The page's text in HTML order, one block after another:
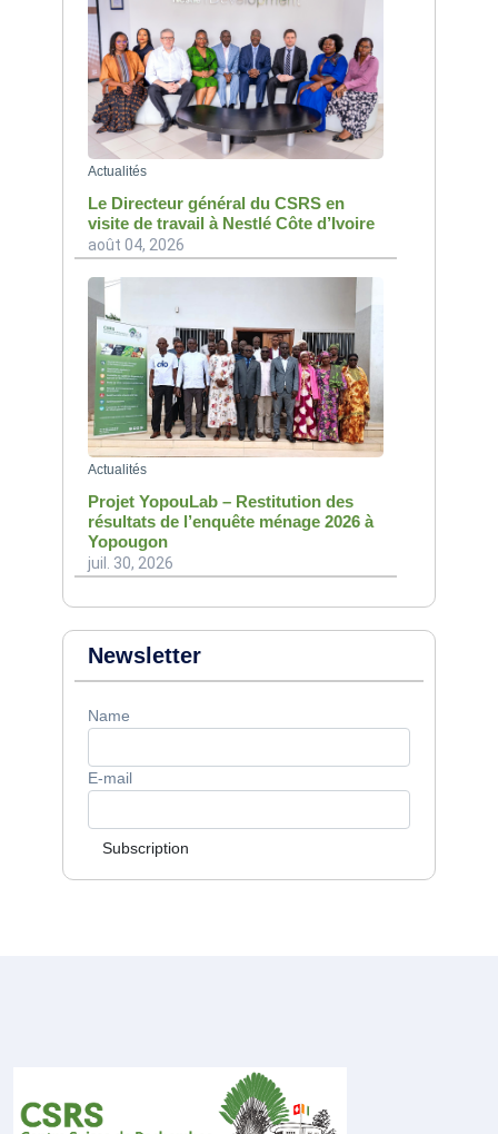
Actualités
Le Directeur général du CSRS en
visite de travail à Nestlé Côte d’Ivoire
août 04, 2026
Actualités
Projet YopouLab – Restitution des
résultats de l’enquête ménage 2026 à
Yopougon
juil. 30, 2026
Newsletter
Name
E-mail
Subscription